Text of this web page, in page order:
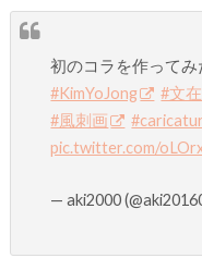
初のコラを作ってみ
#KimYoJong
#文
#風刺画
pic.twitter.com/
— aki2000